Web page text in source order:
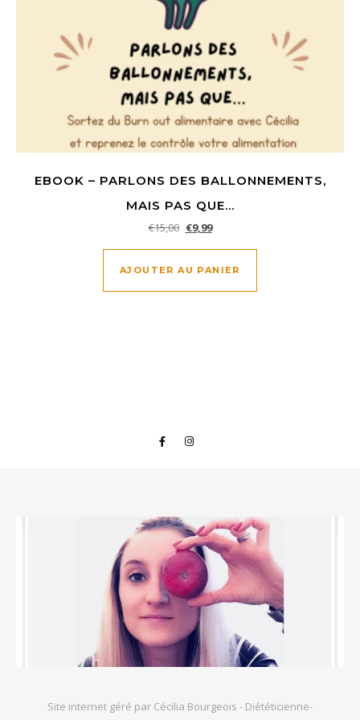
EBOOK – PARLONS DES BALLONNEMENTS,
MAIS PAS QUE…
€15,00 Le prix initial était : €15,00.
€9,99Le prix actuel est : €9,99.
AJOUTER AU PANIER
Site internet géré par Cécilia Bourgeois - Diététicienne-